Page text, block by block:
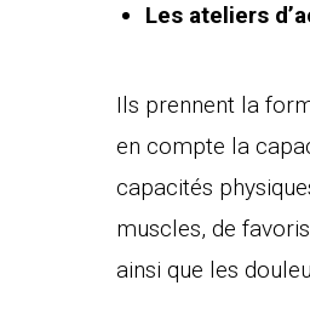
Les ateliers
Ils prennent la
en compte la
capacités
muscles, de
ainsi que les